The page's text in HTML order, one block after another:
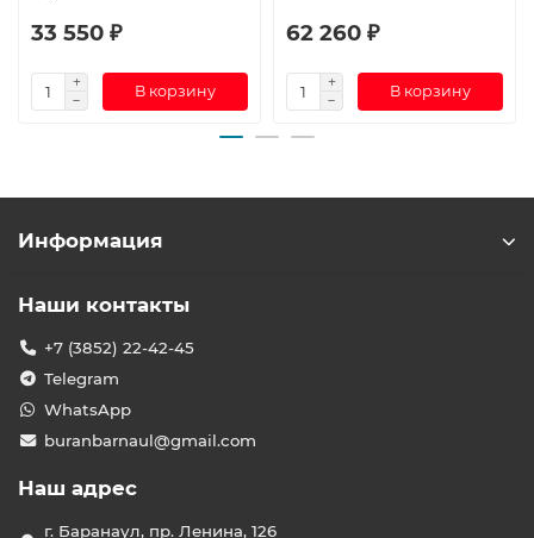
33 550 ₽
В корзину
62 260 ₽
В корзину
Информация
Наши контакты
+7 (3852) 22-42-45
Telegram
WhatsApp
buranbarnaul@gmail.com
Наш адрес
г. Баранаул, пр. Ленина, 126